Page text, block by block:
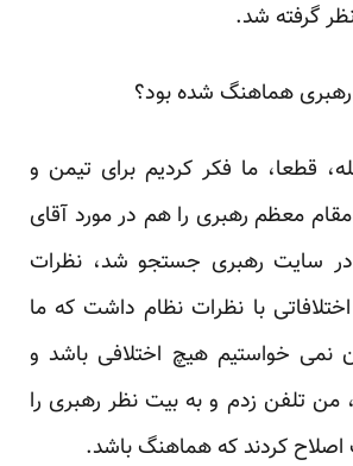
گرفته شد.
رهبری هماهنگ شده بود؟
قطعا، ما فکر کردیم برای تیمن و
معظم رهبری را هم در مورد آقای
در سایت رهبری جستجو شد، نظرات
با نظرات نظام داشت که ما
نمی خواستیم هیچ اختلافی باشد و
تلفن زدم و به بیت نظر رهبری را
اصلاح کردند که هماهنگ باشد.